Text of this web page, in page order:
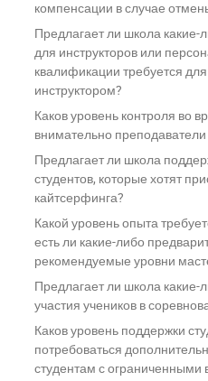
компенсации в случае
Предлагает ли школа
для инструкторов или
квалификации требуется для
инструктором?
Каков уровень контроля во
внимательно преподаватели
Предлагает ли школа
студентов, которые хотят
кайтсерфинга?
Какой уровень опыта
есть ли какие-либо
рекомендуемые уровни
Предлагает ли школа какие-
участия учеников в
Каков уровень поддержки
потребоваться
студентам с ограниченными